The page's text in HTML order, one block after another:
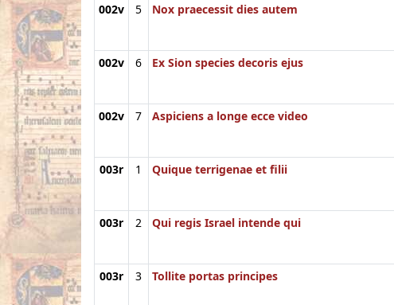
002v 5 Nox praecessit dies autem
002v 6 Ex Sion species decoris ejus
002v 7 Aspiciens a longe ecce video
003r 1 Quique terrigenae et filii
003r 2 Qui regis Israel intende qui
003r 3 Tollite portas principes